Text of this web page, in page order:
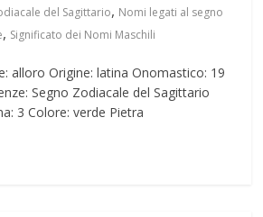
del Sagittario, Nomi legati al segno
, Significato dei Nomi Maschili
alloro Origine: latina Onomastico: 19
Segno Zodiacale del Sagittario
3 Colore: verde Pietra